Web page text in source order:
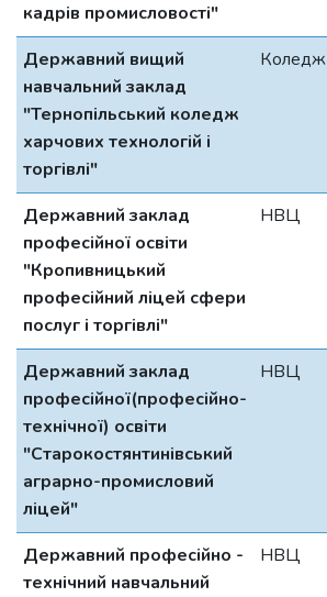
кадрів промисловості"
Державний вищий
навчальний заклад
"Тернопільський коледж
харчових технологій і
торгівлі"
Коледж
Державний заклад
професійної освіти
"Кропивницький
професійний ліцей сфери
послуг і торгівлі"
НВЦ
Державний заклад
професійної(професійно-
технічної) освіти
"Старокостянтинівський
аграрно-промисловий
ліцей"
НВЦ
Державний професійно -
технічний навчальний
НВЦ